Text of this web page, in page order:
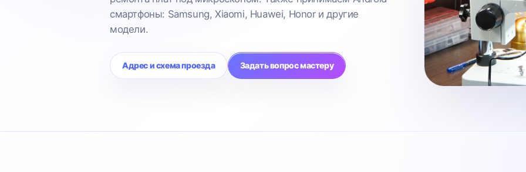
смартфоны: Samsung, Xiaomi, Huawei, Honor и другие
модели.
Адрес и схема проезда Задать вопрос мастеру